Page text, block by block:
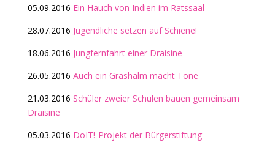
05.09.2016 Ein Hauch von Indien im Ratssaal
28.07.2016 Jugendliche setzen auf Schiene!
18.06.2016 Jungfernfahrt einer Draisine
26.05.2016 Auch ein Grashalm macht Töne
21.03.2016 Schüler zweier Schulen bauen gemeinsam
Draisine
05.03.2016 DoIT!-Projekt der Bürgerstiftung